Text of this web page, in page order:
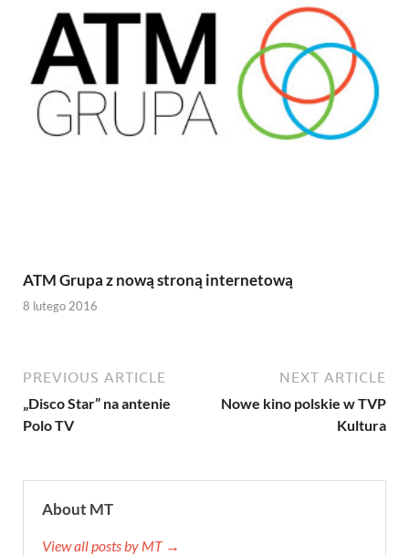
ATM Grupa z nową stroną internetową
8 lutego 2016
PREVIOUS ARTICLE
„Disco Star” na antenie
Polo TV
NEXT ARTICLE
Nowe kino polskie w TVP
Kultura
About MT
View all posts by MT →